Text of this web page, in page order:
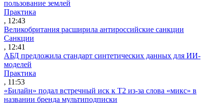
пользование землей
Практика
, 12:43
Великобритания расширила антироссийские санкции
Санкции
, 12:41
АБД предложила стандарт синтетических данных для ИИ-
моделей
Практика
, 11:53
«Билайн» подал встречный иск к Т2 из-за слова «микс» в
названии бренда мультиподписки